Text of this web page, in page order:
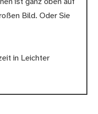
ist ganz oben auf
Bild. Oder Sie
in Leichter